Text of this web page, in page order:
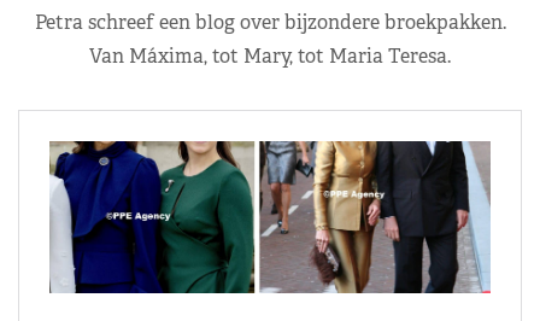
Petra schreef een blog over bijzondere broekpakken.
Van Máxima, tot Mary, tot Maria Teresa.